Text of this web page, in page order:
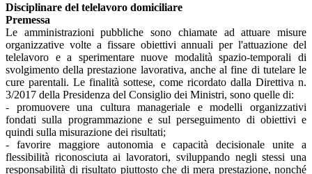
Disciplinare del telelavoro domiciliare
Premessa
Le amministrazioni pubbliche sono chiamate ad attuare misure
organizzative volte a fissare obiettivi annuali per l'attuazione del
telelavoro e a sperimentare nuove modalità spazio-temporali di
svolgimento della prestazione lavorativa, anche al fine di tutelare le
cure parentali. Le finalità sottese, come ricordato dalla Direttiva n.
3/2017 della Presidenza del Consiglio dei Ministri, sono quelle di:
- promuovere una cultura manageriale e modelli organizzativi
fondati sulla programmazione e sul perseguimento di obiettivi e
quindi sulla misurazione dei risultati;
- favorire maggiore autonomia e capacità decisionale unite a
flessibilità riconosciuta ai lavoratori, sviluppando negli stessi una
responsabilità di risultato piuttosto che di mera prestazione, nonché